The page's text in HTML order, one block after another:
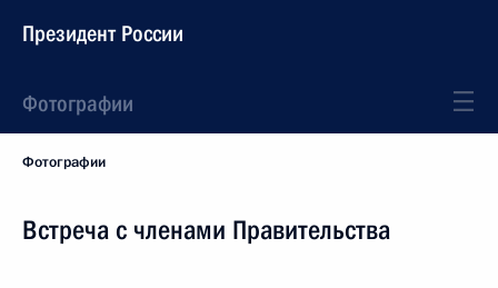
Президент России
Фотографии
Фотографии
Встреча с членами Правительства